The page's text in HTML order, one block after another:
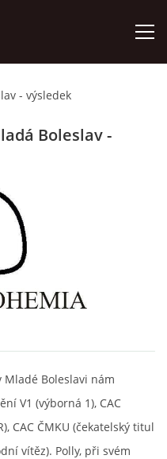
- výsledek
Boleslav -
Boleslavi nám
V1 (výborná 1), CAC
CAC ČMKU (čekatelský titul
vítěz). Polly, při svém